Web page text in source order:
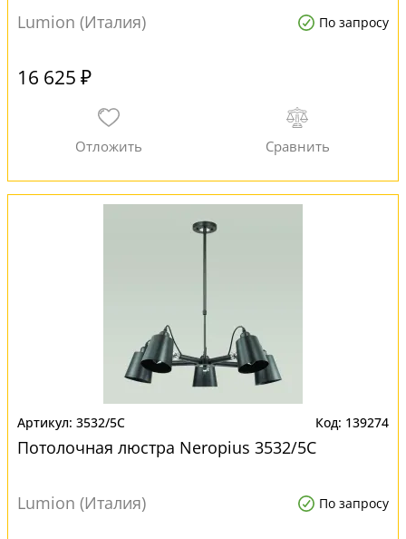
Lumion (Италия) По запросу
16 625 ₽
3532/5C 139274
Потолочная люстра Neropius 3532/5C
Lumion (Италия) По запросу